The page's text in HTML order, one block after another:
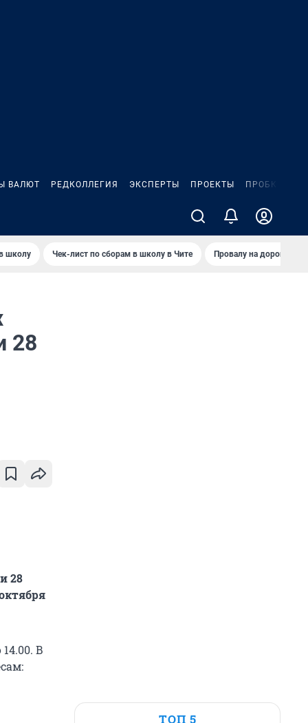
ВАЛЮТ РЕДКОЛЛЕГИЯ ЭКСПЕРТЫ ПРОЕКТЫ ПРОБКИ
школу Чек-лист по сборам в школу в Чите Провалу на дороге
28
28
В
ТОП 5